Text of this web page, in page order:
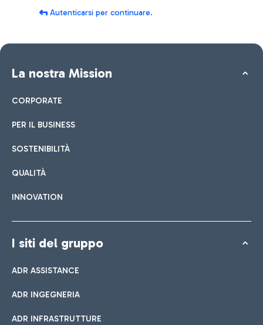
Autenticarsi per continuare.
La nostra Mission
CORPORATE
PER IL BUSINESS
SOSTENIBILITÀ
QUALITÀ
INNOVATION
I siti del gruppo
ADR ASSISTANCE
ADR INGEGNERIA
ADR INFRASTRUTTURE